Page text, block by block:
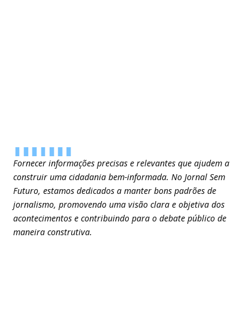
Fornecer informações precisas e relevantes que ajudem a
construir uma cidadania bem-informada. No Jornal Sem
Futuro, estamos dedicados a manter bons padrões de
jornalismo, promovendo uma visão clara e objetiva dos
acontecimentos e contribuindo para o debate público de
maneira construtiva.